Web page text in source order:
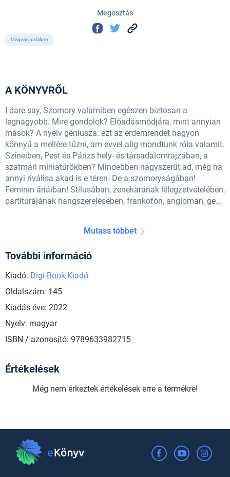
Megosztás
Magyar irodalom
A KÖNYVRŐL
I dare say, Szomory valamiben egészen biztosan a
legnagyobb. Mire gondolok? Előadásmódjára, mint annyian
mások? A nyelv géniusza: ezt az érdemrendet nagyon
könnyű a mellére tűzni, ám evvel alig mondtunk róla valamit.
Színeiben, Pest és Párizs hely- és társadalomrajzában, a
szatmári miniatűrökben? Mindebben nagyszerűt ad, még ha
annyi riválisa akad is e téren. De a szomoryságában!
Feminin áriáiban! Stílusában, zenekarának lélegzetvételében,
partitúrájának hangszerelésében, frankofón, anglomán, ge...
Mutass többet
További információ
Kiadó: Digi-Book Kiadó
Oldalszám: 145
Kiadás éve: 2022
Nyelv: magyar
ISBN / azonosító: 9789633982715
Értékelések
Még nem érkeztek értékelések erre a termékre!